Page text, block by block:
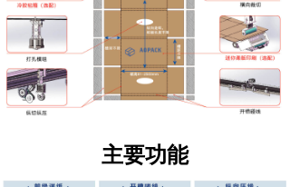
主要功能